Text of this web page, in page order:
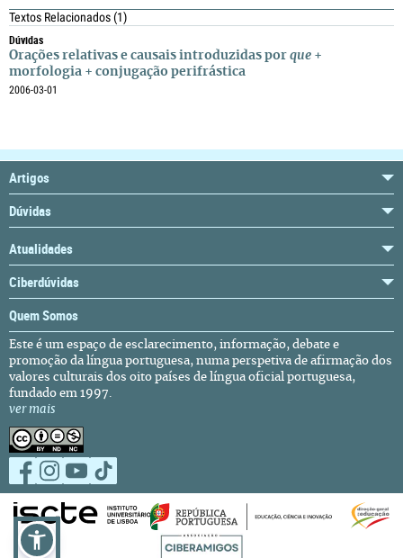
Textos Relacionados(1)
Dúvidas
Orações relativas e causais introduzidas por que +
morfologia + conjugação perifrástica
2006-03-01
Artigos
Dúvidas
Atualidades
Ciberdúvidas
Quem Somos
Este é um espaço de esclarecimento, informação, debate e
promoção da língua portuguesa, numa perspetiva de afirmação dos
valores culturais dos oito países de língua oficial portuguesa,
fundado em 1997.
ver mais